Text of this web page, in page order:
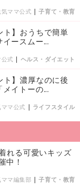
気ママ公式 |子育て・教育
ト】おうちで簡単
ースムー...
公式 | ヘルス・ダイエット
ト】濃厚なのに後
イトーの...
ママ公式 | ライフスタイル
れる可愛いキッズ
中！
マ編集部 |子育て・教育